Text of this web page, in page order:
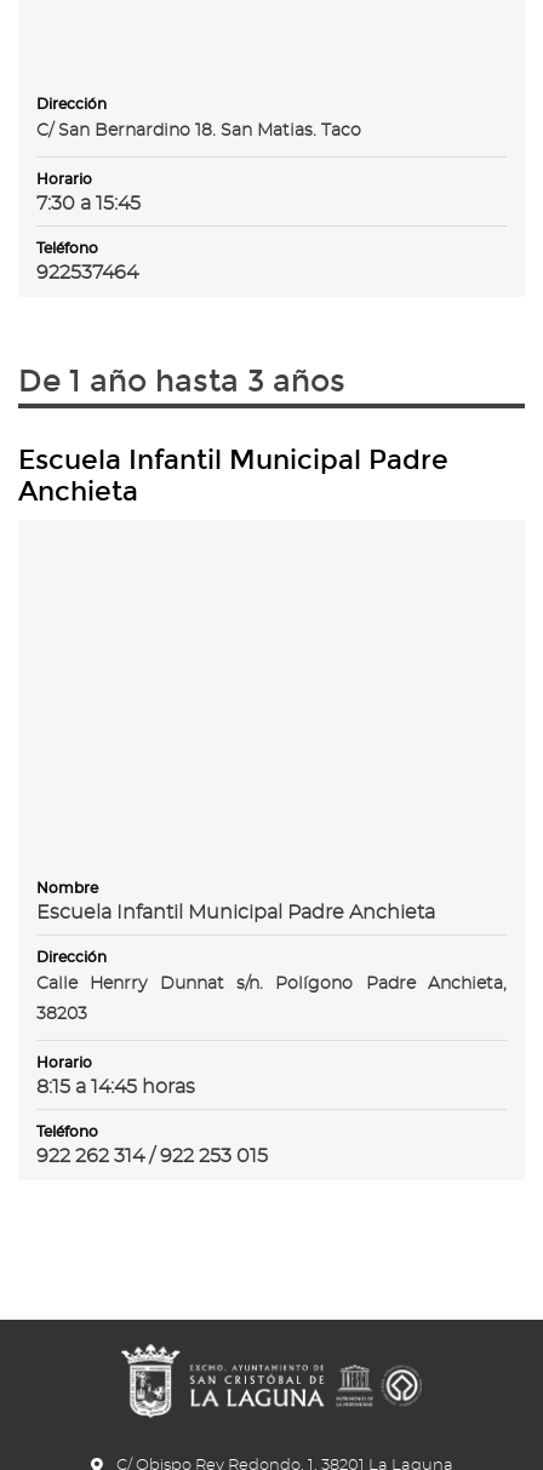
Dirección
C/ San Bernardino 18. San Matias. Taco
Horario
7:30 a 15:45
Teléfono
922537464
De 1 año hasta 3 años
Escuela Infantil Municipal Padre
Anchieta
Nombre
Escuela Infantil Municipal Padre Anchieta
Dirección
Calle Henrry Dunnat s/n. Polígono Padre Anchieta,
38203
Horario
8:15 a 14:45 horas
Teléfono
922 262 314 / 922 253 015
C/ Obispo Rey Redondo, 1. 38201 La Laguna